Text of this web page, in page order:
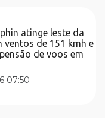
atinge leste da
ventos de 151 kmh e
de voos em
07:50